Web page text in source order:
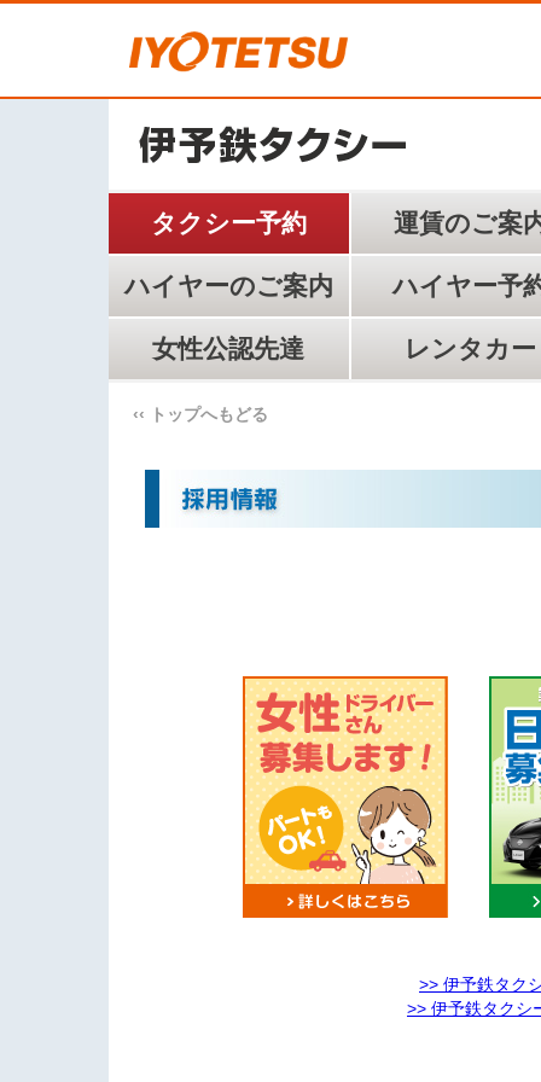
タクシー予約 運賃のご案
ハイヤーのご案内 ハイヤー予
女性公認先達 レンタカー
‹‹ ︎トップへもどる
>> 伊予鉄タク
>> 伊予鉄タクシ